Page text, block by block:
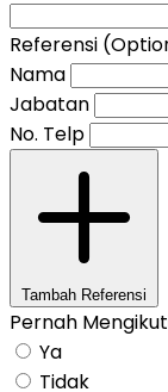
Referensi
Nama
Jabatan
No. Telp
Tambah Referensi
Pernah
Ya
Tidak